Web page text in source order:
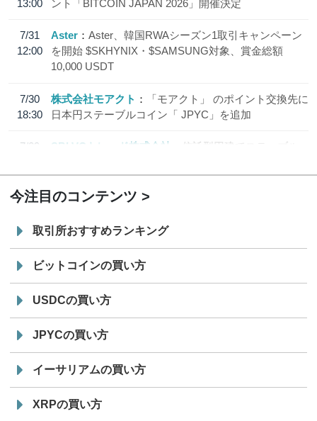
13:00
ント「BITCOIN JAPAN 2026」開催決定
7/31
12:00
Aster
Aster、韓国RWAシーズン1取引キャンペーン
を開始 $SKHYNIX・$SAMSUNG対象、賞金総額
10,000 USDT
7/30
18:30
株式会社モアクト
「モアクト」 のポイント交換先に
日本円ステーブルコイン「 JPYC」を追加
7/29
SBI VCトレード株式会社
信託型円建てステーブル
今注目のコンテンツ
取引所おすすめランキング
ビットコインの買い方
USDCの買い方
JPYCの買い方
イーサリアムの買い方
XRPの買い方